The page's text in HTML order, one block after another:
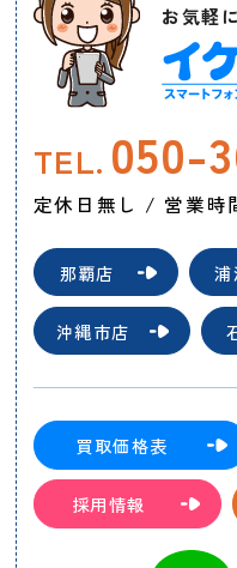
お気軽
TEL. 050-
定休日無し / 営業時
那覇店 浦
沖縄市店
買取価格表
採用情報